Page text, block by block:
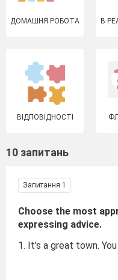
ДОМАШНЯ РОБОТА В
ВІДПОВІДНОСТІ
10 запитань
Запитання 1
Choose the most
expressing advice.
1. It's a great town.